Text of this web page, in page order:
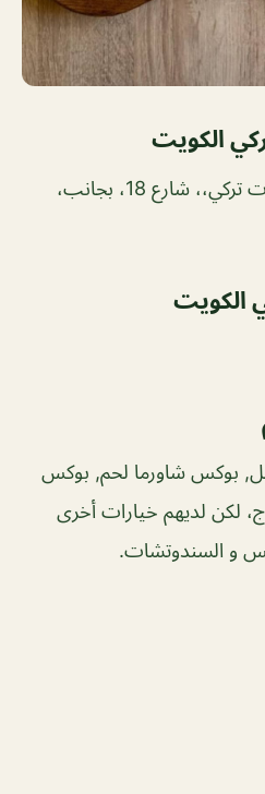
الكويت
مطعم باب الفرج، مطعم تات تركي،، شارع 18، بجانب،
الكويت
بوكس شاورما لحم, بوكس
لكن لديهم خيارات أخرى
و السندوتشات.